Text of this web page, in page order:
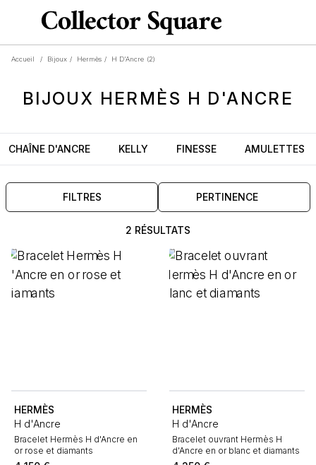
Accueil / Bijoux / Hermès / H D'Ancre (2)
BIJOUX HERMÈS H D'ANCRE
CHAÎNE D'ANCRE KELLY FINESSE AMULETTES
FILTRES PERTINENCE
2 RÉSULTATS
HERMÈS
H d'Ancre
Bracelet Hermès H d'Ancre en
or rose et diamants
HERMÈS
H d'Ancre
Bracelet ouvrant Hermès H
d'Ancre en or blanc et diamants